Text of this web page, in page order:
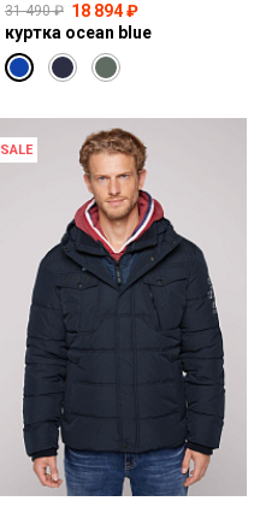
31 490 ₽ 18 894 ₽
куртка ocean blue
SALE